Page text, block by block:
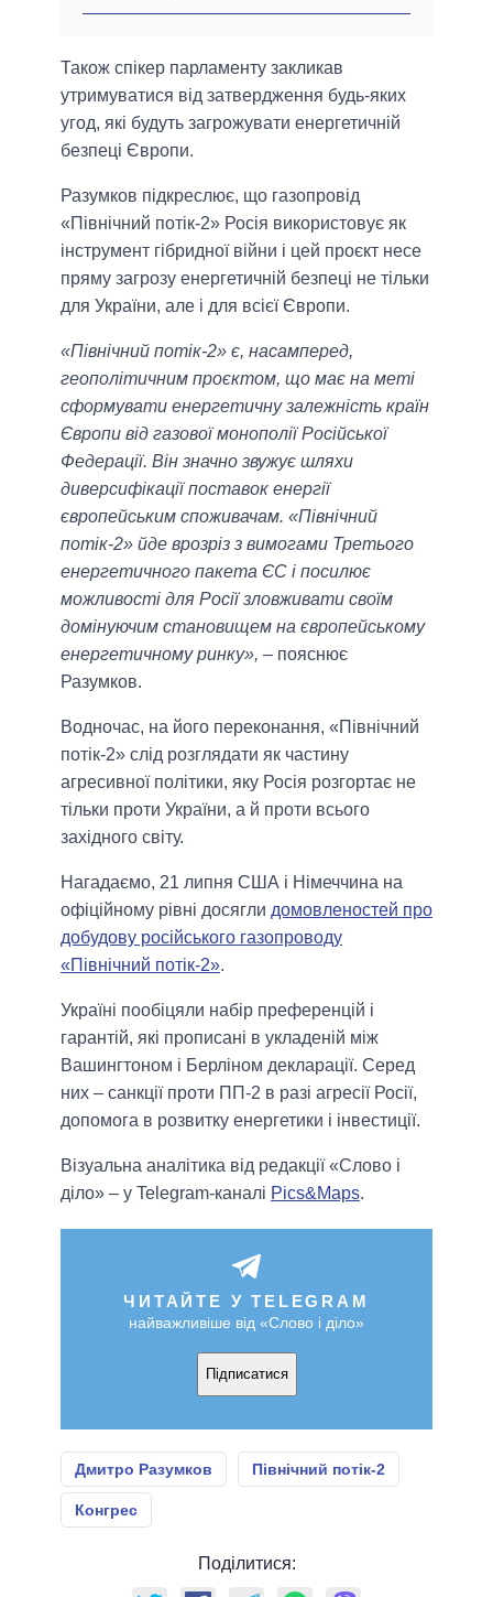
Також спікер парламенту закликав
утримуватися від затвердження будь-яких
угод, які будуть загрожувати енергетичній
безпеці Європи.
Разумков підкреслює, що газопровід
«Північний потік-2» Росія використовує як
інструмент гібридної війни і цей проєкт несе
пряму загрозу енергетичній безпеці не тільки
для України, але і для всієї Європи.
«Північний потік-2» є, насамперед,
геополітичним проєктом, що має на меті
сформувати енергетичну залежність країн
Європи від газової монополії Російської
Федерації. Він значно звужує шляхи
диверсифікації поставок енергії
європейським споживачам. «Північний
потік-2» йде врозріз з вимогами Третього
енергетичного пакета ЄС і посилює
можливості для Росії зловживати своїм
домінуючим становищем на європейському
енергетичному ринку», – пояснює
Разумков.
Водночас, на його переконання, «Північний
потік-2» слід розглядати як частину
агресивної політики, яку Росія розгортає не
тільки проти України, а й проти всього
західного світу.
Нагадаємо, 21 липня США і Німеччина на
офіційному рівні досягли домовленостей про
добудову російського газопроводу
«Північний потік-2».
Україні пообіцяли набір преференцій і
гарантій, які прописані в укладеній між
Вашингтоном і Берліном декларації. Серед
них – санкції проти ПП-2 в разі агресії Росії,
допомога в розвитку енергетики і інвестиції.
Візуальна аналітика від редакції «Слово і
діло» – у Telegram-каналі Pics&Maps.
ЧИТАЙТЕ У TELEGRAM
найважливіше від «Слово і діло»
Підписатися
Дмитро Разумков Північний потік-2
Конгрес
Поділитися: